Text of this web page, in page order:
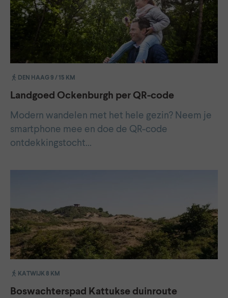
DEN HAAG 9 / 15 KM
Landgoed Ockenburgh per QR-code
Modern wandelen met het hele gezin? Neem je
smartphone mee en doe de QR-code
ontdekkingstocht…
KATWIJK 8 KM
Boswachterspad Kattukse duinroute